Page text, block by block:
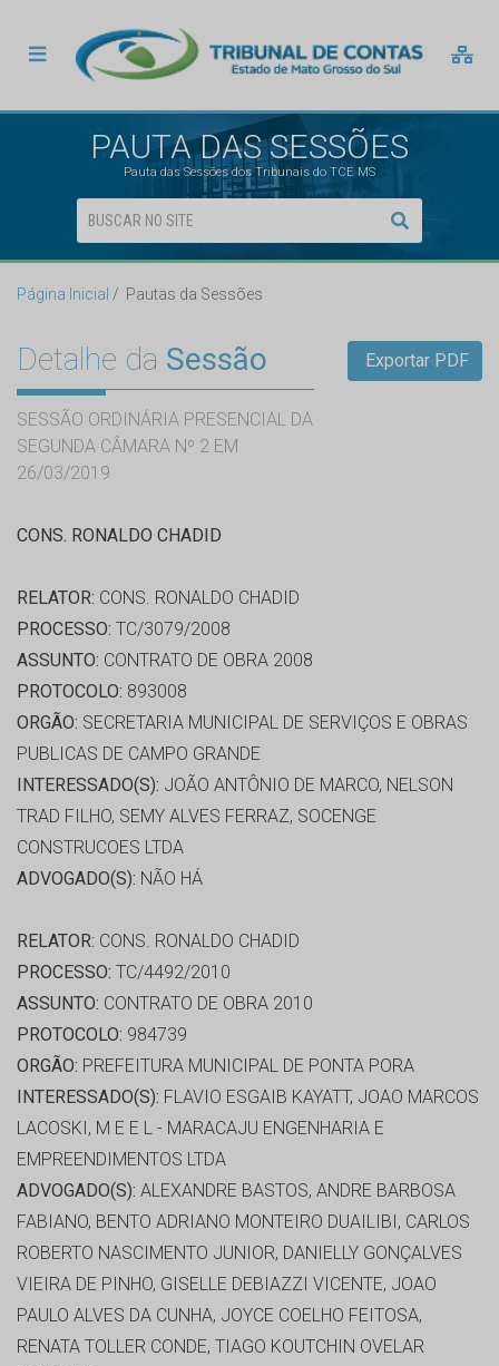
PAUTA DAS SESSÕES
Pauta das Sessões dos Tribunais do TCE MS
Página Inicial Pautas da Sessões
Detalhe da Sessão
SESSÃO ORDINÁRIA PRESENCIAL DA
SEGUNDA CÂMARA Nº 2 EM
26/03/2019
Exportar PDF
CONS. RONALDO CHADID
RELATOR: CONS. RONALDO CHADID
PROCESSO: TC/3079/2008
ASSUNTO: CONTRATO DE OBRA 2008
PROTOCOLO: 893008
ORGÃO: SECRETARIA MUNICIPAL DE SERVIÇOS E OBRAS
PUBLICAS DE CAMPO GRANDE
INTERESSADO(S): JOÃO ANTÔNIO DE MARCO, NELSON
TRAD FILHO, SEMY ALVES FERRAZ, SOCENGE
CONSTRUCOES LTDA
ADVOGADO(S): NÃO HÁ
RELATOR: CONS. RONALDO CHADID
PROCESSO: TC/4492/2010
ASSUNTO: CONTRATO DE OBRA 2010
PROTOCOLO: 984739
ORGÃO: PREFEITURA MUNICIPAL DE PONTA PORA
INTERESSADO(S): FLAVIO ESGAIB KAYATT, JOAO MARCOS
LACOSKI, M E E L - MARACAJU ENGENHARIA E
EMPREENDIMENTOS LTDA
ADVOGADO(S): ALEXANDRE BASTOS, ANDRE BARBOSA
FABIANO, BENTO ADRIANO MONTEIRO DUAILIBI, CARLOS
ROBERTO NASCIMENTO JUNIOR, DANIELLY GONÇALVES
VIEIRA DE PINHO, GISELLE DEBIAZZI VICENTE, JOAO
PAULO ALVES DA CUNHA, JOYCE COELHO FEITOSA,
RENATA TOLLER CONDE, TIAGO KOUTCHIN OVELAR